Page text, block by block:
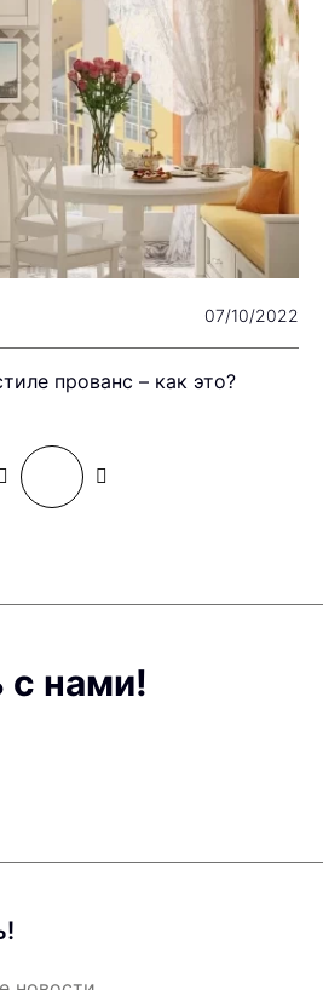
07/10/2022
прованс – как это?
с нами!